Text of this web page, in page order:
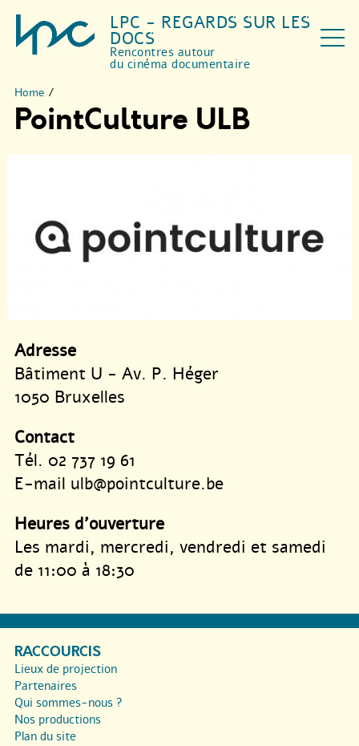
LPC - REGARDS SUR LES
DOCS
Rencontres autour
du cinéma documentaire
Home /
PointCulture ULB
Adresse
Bâtiment U - Av. P. Héger
1050 Bruxelles
Contact
Tél. 02 737 19 61
E-mail ulb@pointculture.be
Heures d’ouverture
Les mardi, mercredi, vendredi et samedi
de 11:00 à 18:30
RACCOURCIS
Lieux de projection
Partenaires
Qui sommes-nous ?
Nos productions
Plan du site